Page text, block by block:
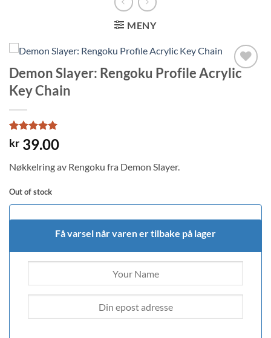
MENY
Legg til i
Demon Slayer: Rengoku Profile Acrylic
Key Chain
Rated5
out of 5
1
customer
kr 39.00
Nøkkelring av Rengoku fra Demon Slayer.
Out of stock
Få varsel når varen er tilbake på lager